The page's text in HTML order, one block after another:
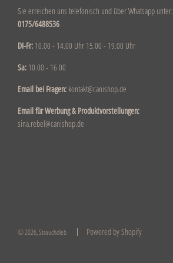
Sie erreichen uns telefonisch und über Whatsapp unter:
0175/6488536
DI-Fr: 10.00 - 14.00 Uhr 15.00 - 19.00 Uhr
Sa: 10.00 - 16.00
Email bei Fragen: kontakt@canishop.de
Email für Werbung & Produktvorstellungen:
sina.rebel@canishop.de
© 2026, Strauchdieb Powered by Shopify